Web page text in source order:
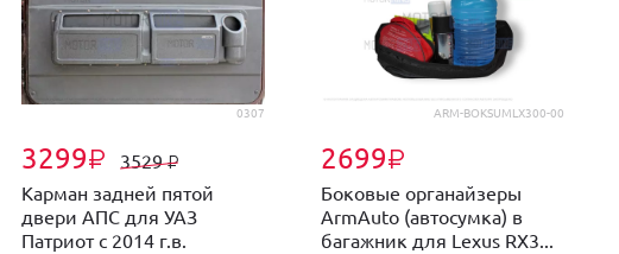
0307
3299₽ 3529₽
Карман задней пятой
двери АПС для УАЗ
Патриот с 2014 г.в.
ARM-BOKSUMLX300-00
2699₽
Боковые органайзеры
ArmAuto (автосумка) в
багажник для Lexus RX3...